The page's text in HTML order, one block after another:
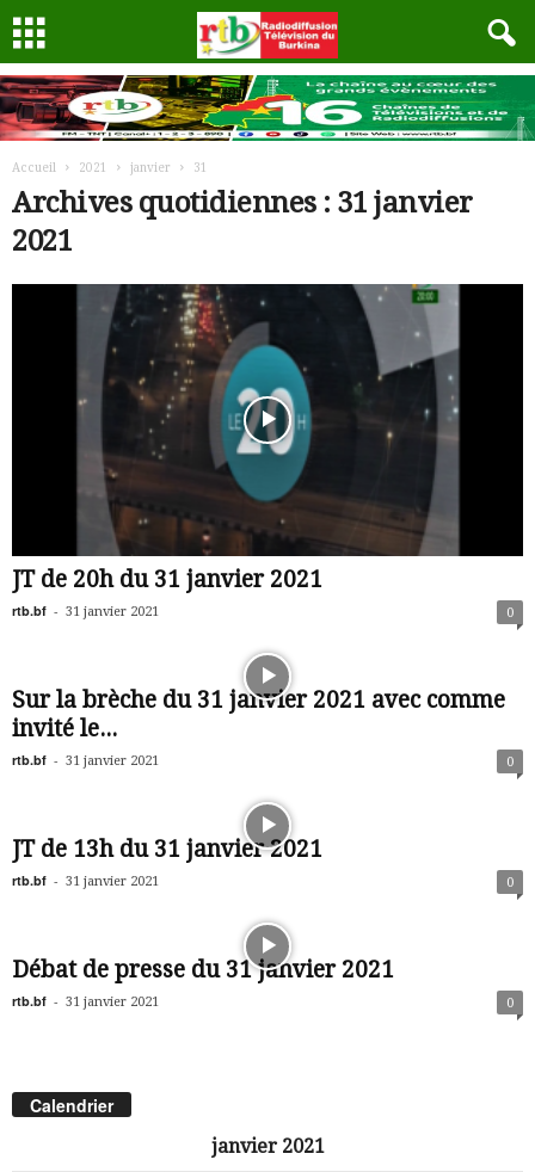
Accueil 2021 janvier 31
Archives quotidiennes : 31 janvier
2021
JT de 20h du 31 janvier 2021
rtb.bf - 31 janvier 2021 0
Sur la brèche du 31 janvier 2021 avec comme
invité le...
rtb.bf - 31 janvier 2021 0
JT de 13h du 31 janvier 2021
rtb.bf - 31 janvier 2021 0
Débat de presse du 31 janvier 2021
rtb.bf - 31 janvier 2021 0
Calendrier
janvier 2021